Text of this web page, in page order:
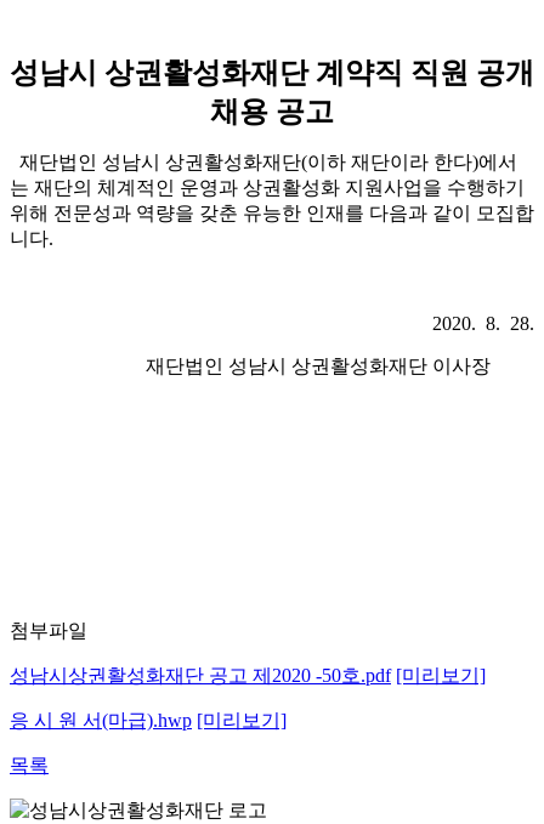
성남시 상권활성화재단 계약직 직원 공개
채용 공고
재단법인 성남시 상권활성화재단(이하 재단이라 한다)에서
는 재단의 체계적인 운영과 상권활성화 지원사업을 수행하기
위해 전문성과 역량을 갖춘 유능한 인재를 다음과 같이 모집합
니다.
2020. 8. 28.
재단법인 성남시 상권활성화재단 이사장
첨부파일
성남시상권활성화재단 공고 제2020 -50호.pdf [미리보기]
응 시 원 서(마급).hwp [미리보기]
목록